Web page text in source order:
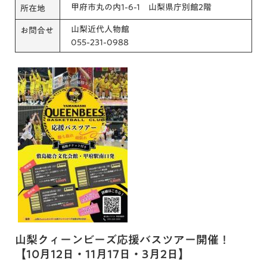
所在地 甲府市丸の内1-6-1 山梨県庁別館2階
お問合せ
山梨近代人物館
055-231-0988
山梨クィーンビーズ応援バスツアー開催！
【10月12日・11月17日・3月2日】